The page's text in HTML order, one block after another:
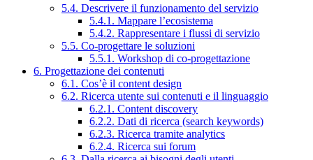
5.4. Descrivere il funzionamento del servizio
5.4.1. Mappare l’ecosistema
5.4.2. Rappresentare i flussi di servizio
5.5. Co-progettare le soluzioni
5.5.1. Workshop di co-progettazione
6. Progettazione dei contenuti
6.1. Cos’è il content design
6.2. Ricerca utente sui contenuti e il linguaggio
6.2.1. Content discovery
6.2.2. Dati di ricerca (search keywords)
6.2.3. Ricerca tramite analytics
6.2.4. Ricerca sui forum